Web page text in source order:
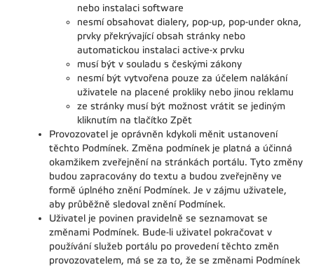
nebo instalaci software
nesmí obsahovat dialery, pop-up, pop-under okna,
prvky překrývající obsah stránky nebo
automatickou instalaci active-x prvku
musí být v souladu s českými zákony
nesmí být vytvořena pouze za účelem nalákání
uživatele na placené prokliky nebo jinou reklamu
ze stránky musí být možnost vrátit se jediným
kliknutím na tlačítko Zpět
Provozovatel je oprávněn kdykoli měnit ustanovení
těchto Podmínek. Změna podmínek je platná a účinná
okamžikem zveřejnění na stránkách portálu. Tyto změny
budou zapracovány do textu a budou zveřejněny ve
formě úplného znění Podmínek. Je v zájmu uživatele,
aby průběžně sledoval znění Podmínek.
Uživatel je povinen pravidelně se seznamovat se
změnami Podmínek. Bude-li uživatel pokračovat v
používání služeb portálu po provedení těchto změn
provozovatelem, má se za to, že se změnami Podmínek